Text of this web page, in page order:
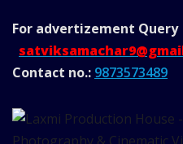
For advertizement Query
Contact no.: 9873573489